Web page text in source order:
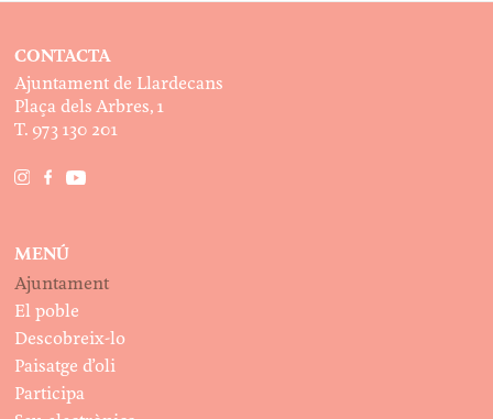
CONTACTA
Ajuntament de Llardecans
Plaça dels Arbres, 1
T. 973 130 201
MENÚ
Ajuntament
El poble
Descobreix-lo
Paisatge d’oli
Participa